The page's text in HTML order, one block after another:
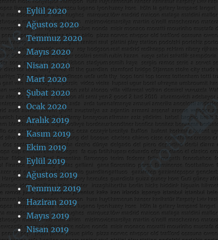
Eylül 2020
Ağustos 2020
Temmuz 2020
Mayıs 2020
Nisan 2020
Mart 2020
Şubat 2020
Ocak 2020
Aralık 2019
Kasım 2019
Ekim 2019
Eylül 2019
Ağustos 2019
Temmuz 2019
Haziran 2019
Mayıs 2019
Nisan 2019